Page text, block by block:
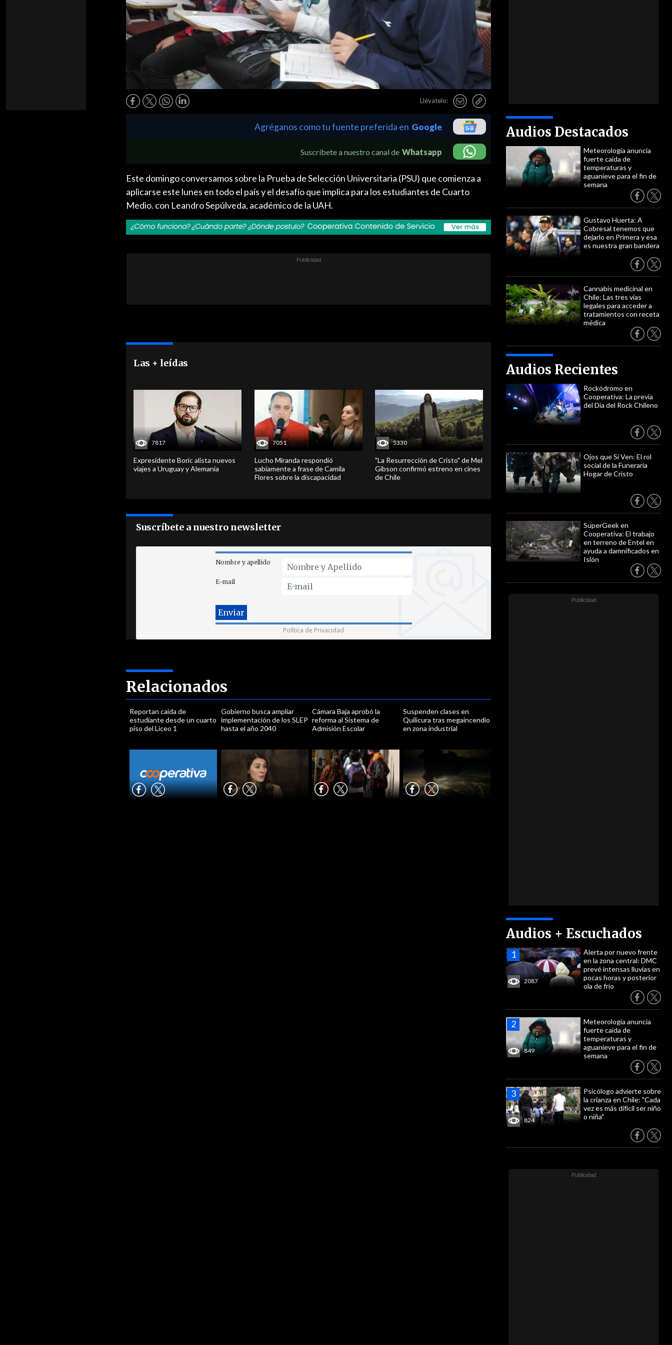
Llévatelo:
Audios Destacados
Meteorología anuncia
fuerte caída de
temperaturas y
aguanieve para el fin de
semana
Gustavo Huerta: A
Cobresal tenemos que
dejarlo en Primera y esa
es nuestra gran bandera
Cannabis medicinal en
Chile: Las tres vías
legales para acceder a
tratamientos con receta
médica
Audios Recientes
Rockódromo en
Cooperativa: La previa
del Día del Rock Chileno
Ojos que Sí Ven: El rol
social de la Funeraria
Hogar de Cristo
SuperGeek en
Cooperativa: El trabajo
en terreno de Entel en
ayuda a damnificados en
Islón
Audios + Escuchados
2087
Alerta por nuevo frente
en la zona central: DMC
prevé intensas lluvias en
pocas horas y posterior
ola de frío
849
Meteorología anuncia
fuerte caída de
temperaturas y
aguanieve para el fin de
semana
824
Psicólogo advierte sobre
la crianza en Chile: "Cada
vez es más difícil ser niño
o niña"
Agréganos como tu fuente preferida en Google
Suscríbete a nuestro canal de Whatsapp
Este domingo conversamos sobre la Prueba de Selección Universitaria (PSU) que comienza a
aplicarse este lunes en todo el país y el desafío que implica para los estudiantes de Cuarto
Medio. con Leandro Sepúlveda, académico de la UAH.
Las + leídas
7817
Expresidente Boric alista nuevos
viajes a Uruguay y Alemania
7051
Lucho Miranda respondió
sabiamente a frase de Camila
Flores sobre la discapacidad
5330
"La Resurrección de Cristo" de Mel
Gibson confirmó estreno en cines
de Chile
Suscríbete a nuestro newsletter
Nombre y apellido
E-mail
Política de Privacidad
Relacionados
Reportan caída de
estudiante desde un cuarto
piso del Liceo 1
Gobierno busca ampliar
implementación de los SLEP
hasta el año 2040
Cámara Baja aprobó la
reforma al Sistema de
Admisión Escolar
Suspenden clases en
Quilicura tras megaincendio
en zona industrial